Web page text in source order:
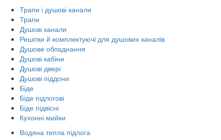
Трапи і душові канали
Трапи
Душові канали
Решітки й комплектуючі для душових каналів
Душове обладнання
Душові кабіни
Душові двері
Душові піддони
Біде
Біде підлогові
Біде підвісні
Кухонні мийки
Водяна тепла підлога